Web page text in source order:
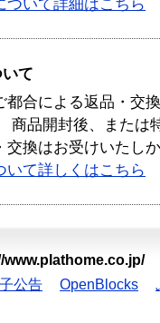
ついて詳細はこちら
て
都合による返品・交
商品開封後、または
交換はお受けいたし
いて詳しくはこちら
www.plathome.co.jp/
公告 OpenBlocks